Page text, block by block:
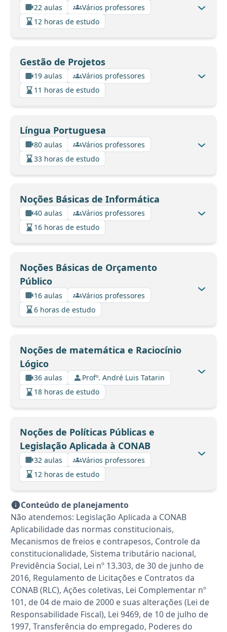
22 aulas
Vários professores
12 horas de estudo
Gestão de Projetos
19 aulas
Vários professores
11 horas de estudo
Língua Portuguesa
80 aulas
Vários professores
33 horas de estudo
Noções Básicas de Informática
40 aulas
Vários professores
16 horas de estudo
Noções Básicas de Orçamento
Público
16 aulas
Vários professores
6 horas de estudo
Noções de matemática e Raciocínio
Lógico
36 aulas
Profº. André Luis Tatarin
18 horas de estudo
Noções de Políticas Públicas e
Legislação Aplicada à CONAB
32 aulas
Vários professores
12 horas de estudo
Conteúdo de planejamento
Não atendemos: Legislação Aplicada a CONAB
Aplicabilidade das normas constitucionais,
Mecanismos de freios e contrapesos, Controle da
constitucionalidade, Sistema tributário nacional,
Previdência Social, Lei nº 13.303, de 30 de junho de
2016, Regulamento de Licitações e Contratos da
CONAB (RLC), Ações coletivas, Lei Complementar nº
101, de 04 de maio de 2000 e suas alterações (Lei de
Responsabilidade Fiscal), Lei 9469, de 10 de julho de
1997, Transferência do empregado, Poderes do